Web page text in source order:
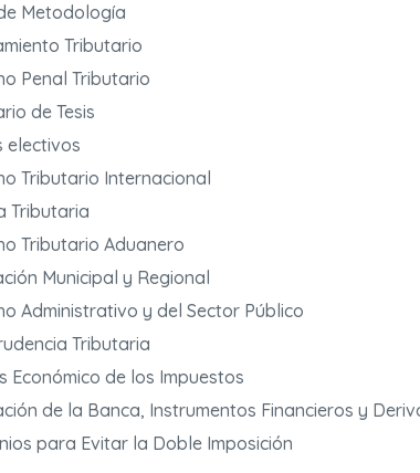
Metodología
Tributario
Penal Tributario
de Tesis
electivos
Tributario Internacional
Tributaria
Tributario Aduanero
Municipal y Regional
Administrativo y del Sector Público
Tributaria
Económico de los Impuestos
de la Banca, Instrumentos Financieros y
para Evitar la Doble Imposición